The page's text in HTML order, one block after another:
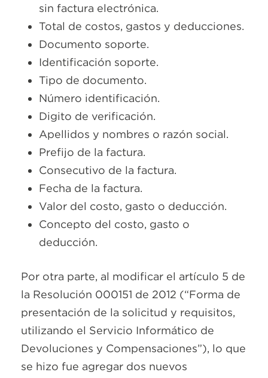
sin factura electrónica.
Total de costos, gastos y deducciones.
Documento soporte.
Identificación soporte.
Tipo de documento.
Número identificación.
Digito de verificación.
Apellidos y nombres o razón social.
Prefijo de la factura.
Consecutivo de la factura.
Fecha de la factura.
Valor del costo, gasto o deducción.
Concepto del costo, gasto o
deducción.
Por otra parte, al modificar el artículo 5 de
la Resolución 000151 de 2012 (“Forma de
presentación de la solicitud y requisitos,
utilizando el Servicio Informático de
Devoluciones y Compensaciones”), lo que
se hizo fue agregar dos nuevos